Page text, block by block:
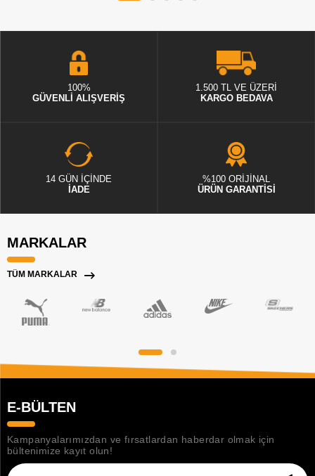
100%
GÜVENLİ ALIŞVERİŞ
1.500 TL VE ÜZERİ
KARGO BEDAVA
14 GÜN İÇİNDE
İADE
%100 ORİJİNAL
ÜRÜN GARANTİSİ
MARKALAR
TÜM MARKALAR
E-BÜLTEN
Kampanyalarımızdan ve fırsatlardan haberdar olmak için
bültenimize kayıt olun!